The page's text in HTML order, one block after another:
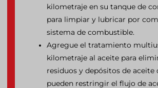
kilometraje en su tanque de
para limpiar y lubricar por
sistema de combustible.
Agregue el tratamiento
kilometraje al aceite para
residuos y depósitos de aceite
pueden restringir el flujo de